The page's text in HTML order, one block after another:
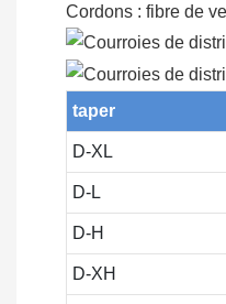
Cordons : fibre de
taper
D-XL
D-L
D-H
D-XH